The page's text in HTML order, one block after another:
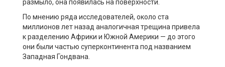
размыло, она появилась на поверхности.
По мнению ряда исследователей, около ста
миллионов лет назад аналогичная трещина привела
к разделению Африки и Южной Америки — до этого
они были частью суперконтинента под названием
Западная Гондвана.